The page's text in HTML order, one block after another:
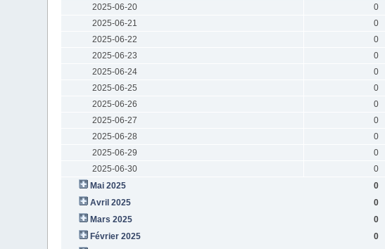
2025-06-20
0
2025-06-21
0
2025-06-22
0
2025-06-23
0
2025-06-24
0
2025-06-25
0
2025-06-26
0
2025-06-27
0
2025-06-28
0
2025-06-29
0
2025-06-30
0
Mai 2025
0
Avril 2025
0
Mars 2025
0
Février 2025
0